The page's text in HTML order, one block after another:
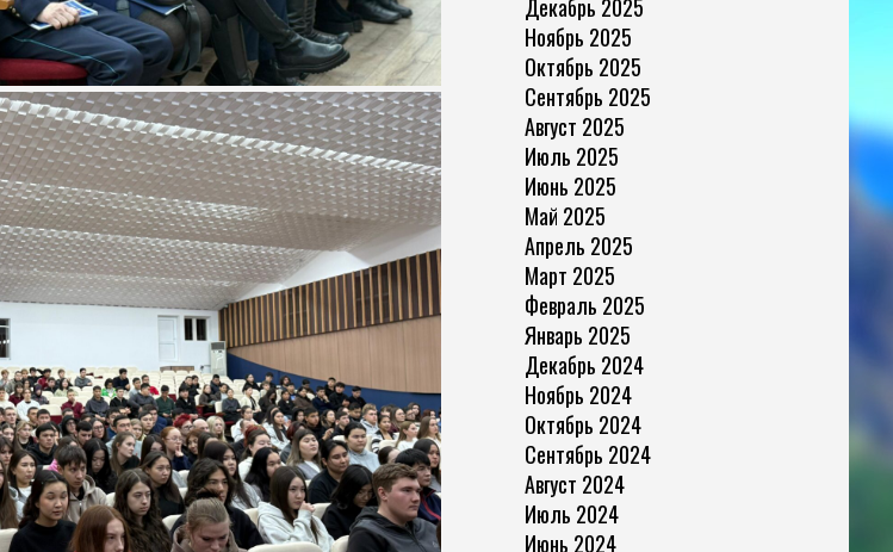
Декабрь 2025
Ноябрь 2025
Октябрь 2025
Сентябрь 2025
Август 2025
Июль 2025
Июнь 2025
Май 2025
Апрель 2025
Март 2025
Февраль 2025
Январь 2025
Декабрь 2024
Ноябрь 2024
Октябрь 2024
Сентябрь 2024
Август 2024
Июль 2024
Июнь 2024